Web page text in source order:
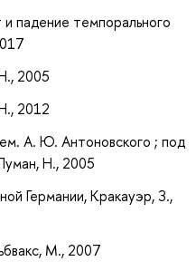
и падение темпорального
2005
2012
А. Ю. Антоновского ; под
Н., 2005
Германии, Кракауэр, З.,
М., 2007